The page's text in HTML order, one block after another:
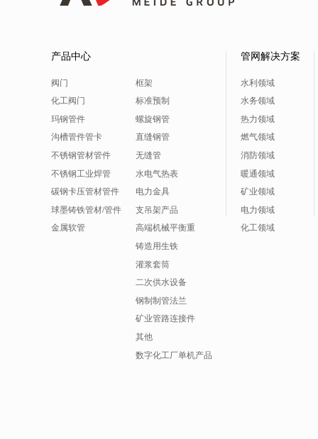
产品中心
阀门
化工阀门
玛钢管件
沟槽管件管卡
不锈钢管材管件
不锈钢工业焊管
碳钢卡压管材管件
球墨铸铁管材/管件
金属软管
框架
标准预制
螺旋钢管
直缝钢管
无缝管
水电气热表
电力金具
支吊架产品
高端机械平衡重
铸造用生铁
灌浆套筒
二次供水设备
钢制制管法兰
矿业管路连接件
其他
数字化工厂单机产品
管网解决方案
水利领域
水务领域
热力领域
燃气领域
消防领域
暖通领域
矿业领域
电力领域
化工领域